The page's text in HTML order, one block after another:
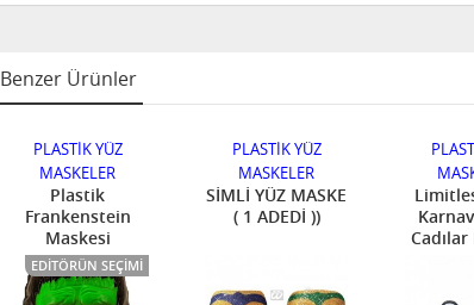
Benzer Ürünler
PLASTİK YÜZ
MASKELER
SİMLİ YÜZ MASKE
( 1 ADEDİ ))
PLASTİK YÜZ
MASKELER
Limitless Trade
Karnaval Parti